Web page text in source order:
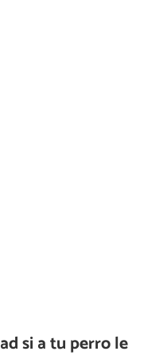
si a tu perro le